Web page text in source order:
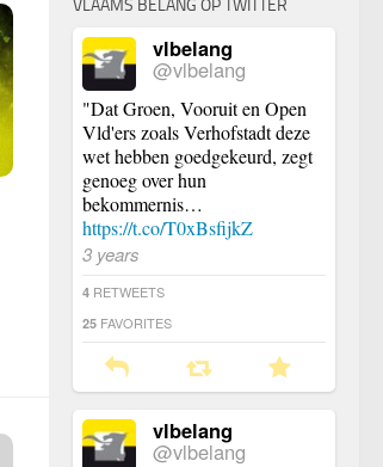
VLAAMS BELANG OP TWITTER
vlbelang
@vlbelang
"Dat Groen, Vooruit en Open
Vld'ers zoals Verhofstadt deze
wet hebben goedgekeurd, zegt
genoeg over hun
bekommernis…
https://t.co/T0xBsfijkZ
3 years
4 RETWEETS
25 FAVORITES
vlbelang
@vlbelang